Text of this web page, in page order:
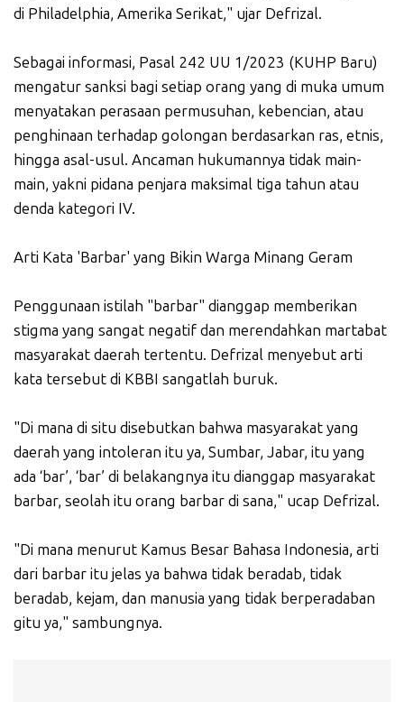
di Philadelphia, Amerika Serikat," ujar Defrizal.
Sebagai informasi, Pasal 242 UU 1/2023 (KUHP Baru)
mengatur sanksi bagi setiap orang yang di muka umum
menyatakan perasaan permusuhan, kebencian, atau
penghinaan terhadap golongan berdasarkan ras, etnis,
hingga asal-usul. Ancaman hukumannya tidak main-
main, yakni pidana penjara maksimal tiga tahun atau
denda kategori IV.
Arti Kata 'Barbar' yang Bikin Warga Minang Geram
Penggunaan istilah "barbar" dianggap memberikan
stigma yang sangat negatif dan merendahkan martabat
masyarakat daerah tertentu. Defrizal menyebut arti
kata tersebut di KBBI sangatlah buruk.
"Di mana di situ disebutkan bahwa masyarakat yang
daerah yang intoleran itu ya, Sumbar, Jabar, itu yang
ada ‘bar’, ‘bar’ di belakangnya itu dianggap masyarakat
barbar, seolah itu orang barbar di sana," ucap Defrizal.
"Di mana menurut Kamus Besar Bahasa Indonesia, arti
dari barbar itu jelas ya bahwa tidak beradab, tidak
beradab, kejam, dan manusia yang tidak berperadaban
gitu ya," sambungnya.